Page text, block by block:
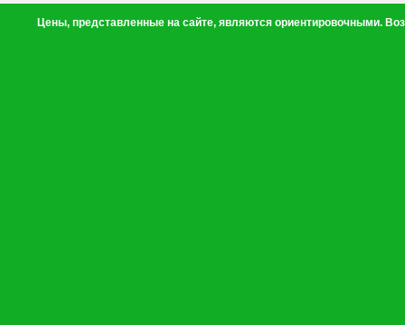
Цены, представленные на сайте, являются ориентировочными.